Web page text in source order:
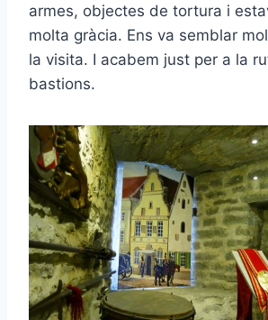
armes, objectes de tortura i
molta gràcia. Ens va semblar
la visita. I acabem just per a la
bastions.